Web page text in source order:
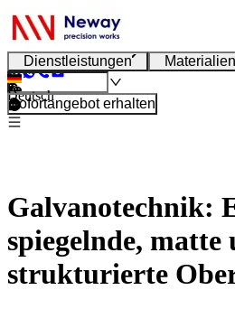
Dienstleistungen Materialien
Deutsch
Sofortangebot erhalten
Galvanotechnik:
spiegelnde, matte
strukturierte